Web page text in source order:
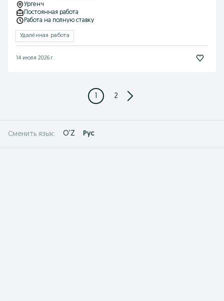
Ургенч
Постоянная работа
Работа на полную ставку
Удалённая работа
14 июля 2026 г.
1 2
Сменить язык: O'Z Рус